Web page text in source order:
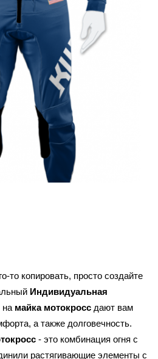
то копировать, просто создайте
Индивидуальная
на майка мотокросс дают вам
а также долговечность.
- это комбинация огня с
растягивающие элементы с